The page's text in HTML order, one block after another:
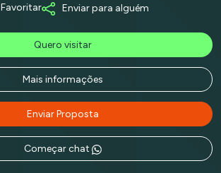
Favoritar Enviar para alguém
Quero visitar
Mais informações
Enviar Proposta
Começar chat